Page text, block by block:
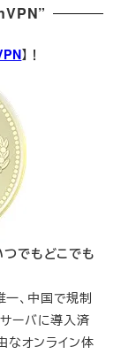
】！
でもどこでも
、中国で規制
ーバに導入済
なオンライン体